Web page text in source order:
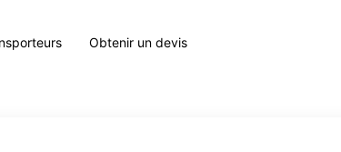
Obtenir un devis